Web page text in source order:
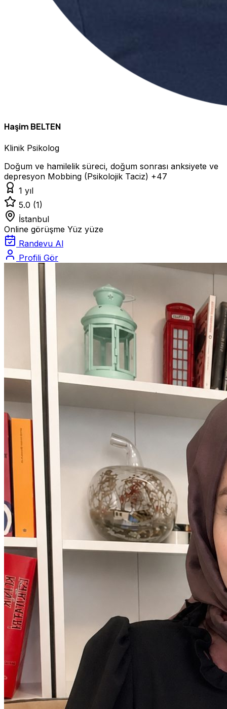
Haşim BELTEN
Klinik Psikolog
Doğum ve hamilelik süreci, doğum sonrası anksiyete ve
depresyon Mobbing (Psikolojik Taciz) +47
1 yıl
5.0 (1)
İstanbul
Online görüşme Yüz yüze
Randevu Al
Profili Gör